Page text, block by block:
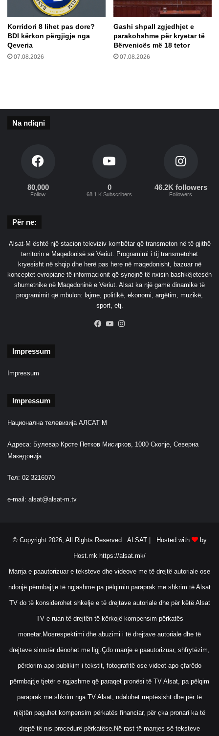
e
T
o
r
i
Korridori 8 lihet pas dore?
BDI kërkon përgjigje nga
Qeveria
07.08.2026
Gashi shpall zgjedhjet e
parakohshme për kryetar të
Bërvenicës më 18 tetor
07.08.2026
Na ndiqni
80,000
Follow
0
68.1 K Subscribers
46.2K followers
Followers
Për ne:
Alsat-M është një stacion televiziv kombëtar që transmeton në të gjithë
territorin e Maqedonisë së Veriut. Programimi i tij transmetohet
kryesisht në shqip dhe herë pas here në maqedonisht, bazuar në
konceptet evropiane të informacionit që synojnë të nxisin bashkëjetesën
shumetnike në Maqedoninë e Veriut. Alsat ka një gamë dinamike të
programimit që mbulon: lajme, politikë, ekonomi, argëtim, muzikë,
sport, etj.
Facebook
YouTube
Impressum
Impressum
Impressum
Национална телевизија АЛСАТ М
Адреса: Булевар Крсте Петков Мисирков, 1000 Скопје, Северна
Македонија
Тел: 02 3216070
e-mail: alsat@alsat-m.tv
© Copyright 2026, All Rights Reserved ALSAT | Hosted with by
Host.mk https://alsat.mk/
Marrja e paautorizuar e teksteve dhe videove me të drejtë autoriale ose
ndonjë përmbajtje të ngjashme pa pëlqimin paraprak me shkrim të Alsat
TV do të konsiderohet shkelje e të drejtave autoriale dhe për këtë Alsat
TV e ruan të drejtën të kërkojë kompensim përkatës
monetar.Mosrespektimi dhe abuzimi i të drejtave autoriale dhe të
drejtave simotër dënohet me ligj.Çdo marrje e paautorizuar, shfrytëzim,
përdorim apo publikim i tekstit, fotografitë ose videot apo çfarëdo
përmbajtje tjetër e ngjashme që paraqet pronësi të TV Alsat, pa pëlqim
paraprak me shkrim nga TV Alsat, ndalohet rreptësisht dhe për të
njëjtën paguhet kompensim përkatës financiar, për çka pronari ka të
drejtë të nis procedurë përkatëse.Në rast të marrjes së teksteve